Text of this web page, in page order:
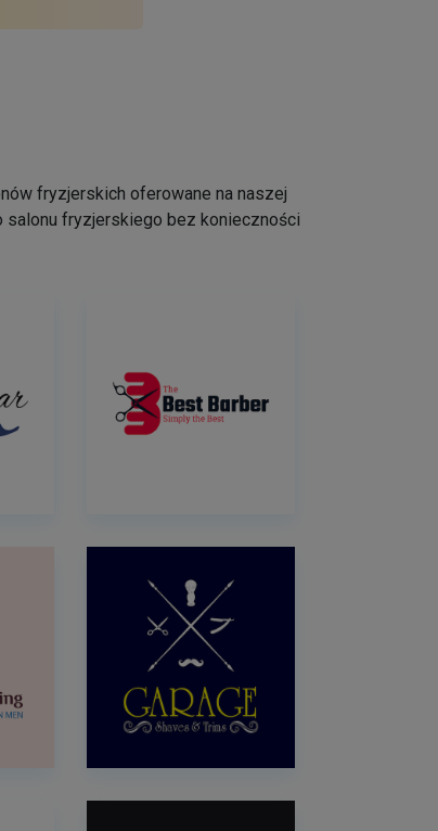
fryzjerskich oferowane na naszej
fryzjerskiego bez konieczności